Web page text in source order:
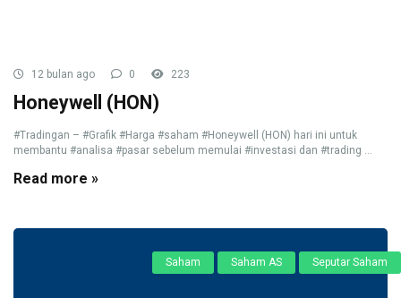
12 bulan ago 0 223
Honeywell (HON)
#Tradingan – #Grafik #Harga #saham #Honeywell (HON) hari ini untuk
membantu #analisa #pasar sebelum memulai #investasi dan #trading ...
Read more »
Saham Saham AS Seputar Saham